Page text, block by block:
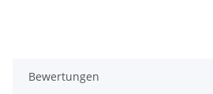
Bewertungen